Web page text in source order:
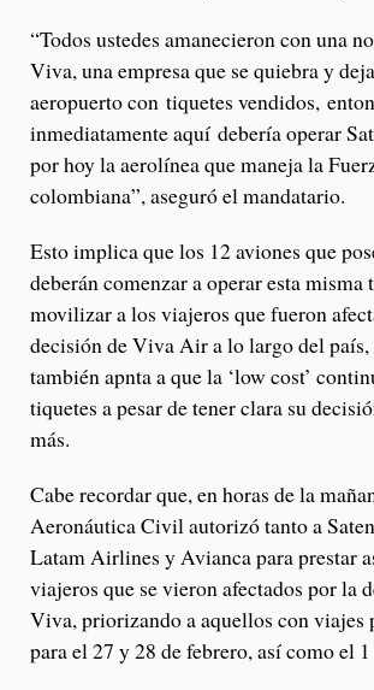
“Todos ustedes amanecieron con una
Viva, una empresa que se quiebra y
aeropuerto con tiquetes vendidos,
inmediatamente aquí debería operar
por hoy la aerolínea que maneja la
colombiana”, aseguró el mandatario.
Esto implica que los 12 aviones que
deberán comenzar a operar esta misma
movilizar a los viajeros que fueron
decisión de Viva Air a lo largo del país,
también apnta a que la ‘low cost’
tiquetes a pesar de tener clara su
más.
Cabe recordar que, en horas de la
Aeronáutica Civil autorizó tanto a
Latam Airlines y Avianca para prestar
viajeros que se vieron afectados por la
Viva, priorizando a aquellos con viajes
para el 27 y 28 de febrero, así como el